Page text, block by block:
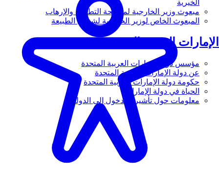
الخيرية
مبعوث وزير الخارجية لمكافحة التطرف والإرهاب
المبعوث الخاص لوزير الخارجية لشؤون الطبيعة
الإمارات العربية المتحدة
مؤسس دولة الإمارات العربية المتحدة
عن دولة الإمارات العربية المتحدة
حكومة دولة الإمارات العربية المتحدة
الحياة في دولة الإمارات
معلومات حول تأشيرة الدخول إلى الدولة